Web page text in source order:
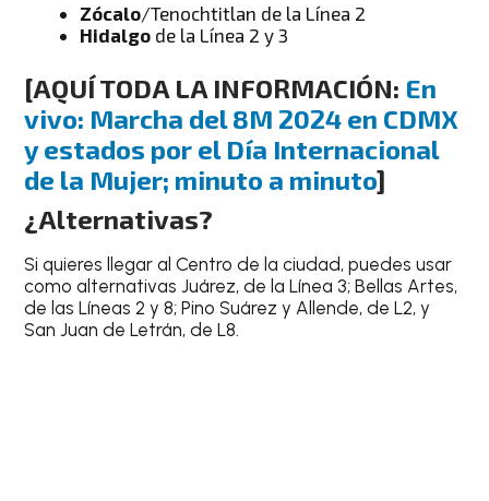
Zócalo/Tenochtitlan de la Línea 2
Hidalgo de la Línea 2 y 3
[AQUÍ TODA LA INFORMACIÓN: En
vivo: Marcha del 8M 2024 en CDMX
y estados por el Día Internacional
de la Mujer; minuto a minuto]
¿Alternativas?
Si quieres llegar al Centro de la ciudad, puedes usar
como alternativas Juárez, de la Línea 3; Bellas Artes,
de las Líneas 2 y 8; Pino Suárez y Allende, de L2, y
San Juan de Letrán, de L8.